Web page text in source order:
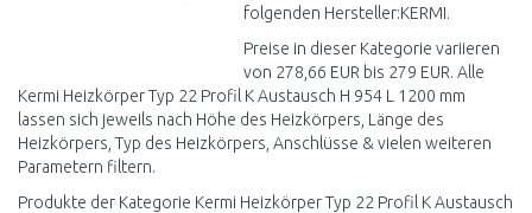
folgenden Hersteller:KERMI.
Preise in dieser Kategorie variieren
von 278,66 EUR bis 279 EUR. Alle
Kermi Heizkörper Typ 22 Profil K Austausch H 954 L 1200 mm
lassen sich jeweils nach Höhe des Heizkörpers, Länge des
Heizkörpers, Typ des Heizkörpers, Anschlüsse & vielen weiteren
Parametern filtern.
Produkte der Kategorie Kermi Heizkörper Typ 22 Profil K Austausch